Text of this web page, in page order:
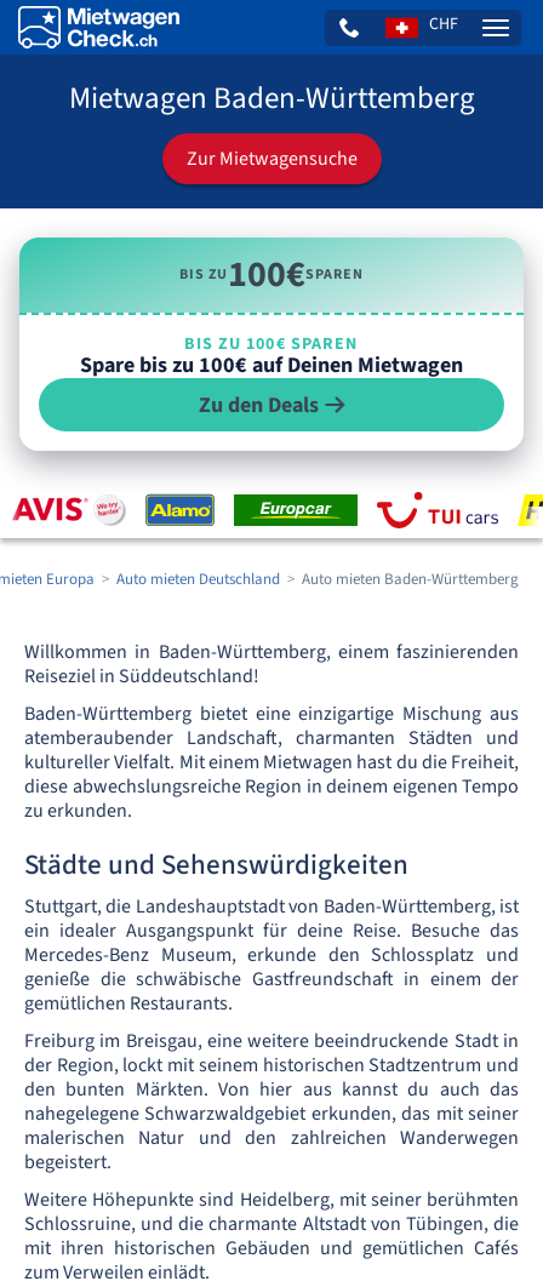
CHF
Mietwagen Baden-Württemberg
Zur Mietwagensuche
BIS ZU100€SPAREN
BIS ZU 100€ SPAREN
Spare bis zu 100€ auf Deinen Mietwagen
Zu den Deals
Europa Auto mieten Deutschland Auto mieten Baden-Württemberg
Willkommen in Baden-Württemberg, einem faszinierenden
Reiseziel in Süddeutschland!
Baden-Württemberg bietet eine einzigartige Mischung aus
atemberaubender Landschaft, charmanten Städten und
kultureller Vielfalt. Mit einem Mietwagen hast du die Freiheit,
diese abwechslungsreiche Region in deinem eigenen Tempo
zu erkunden.
Städte und Sehenswürdigkeiten
Stuttgart, die Landeshauptstadt von Baden-Württemberg, ist
ein idealer Ausgangspunkt für deine Reise. Besuche das
Mercedes-Benz Museum, erkunde den Schlossplatz und
genieße die schwäbische Gastfreundschaft in einem der
gemütlichen Restaurants.
Freiburg im Breisgau, eine weitere beeindruckende Stadt in
der Region, lockt mit seinem historischen Stadtzentrum und
den bunten Märkten. Von hier aus kannst du auch das
nahegelegene Schwarzwaldgebiet erkunden, das mit seiner
malerischen Natur und den zahlreichen Wanderwegen
begeistert.
Weitere Höhepunkte sind Heidelberg, mit seiner berühmten
Schlossruine, und die charmante Altstadt von Tübingen, die
mit ihren historischen Gebäuden und gemütlichen Cafés
zum Verweilen einlädt.